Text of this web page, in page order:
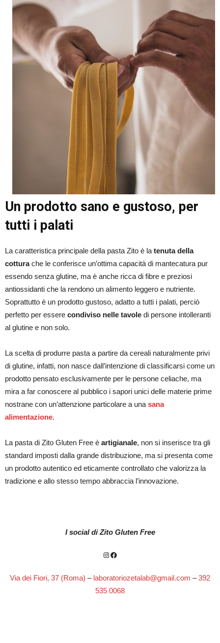
Un prodotto sano e gustoso, per
tutti i palati
La caratteristica principale della pasta Zito è la tenuta della
cotturache le conferisce un’ottima capacità di mantecatura pur
essendo senza glutine, ma è anche ricca di fibre e preziosi
antiossidanti che la rendono un alimento leggero e nutriente.
Soprattutto è un prodotto gustoso, adatto a tutti i palati, perciò
perfetto per essere condiviso nelle tavole di persone intolleranti
al glutine e non solo.
La scelta di produrre pasta a partire da cereali naturalmente privi
di glutine, infatti, non nasce dall’intenzione di classificarsi come un
prodotto pensato esclusivamente per le persone celiache, ma
mira a far conoscere al pubblico i sapori unici delle materie prime
nostrane con un’attenzione particolare a una sana
alimentazione.
La pasta di Zito Gluten Free è artigianale, non si inserisce tra gli
standard imposti dalla grande distribuzione, ma si presenta come
un prodotto autentico ed eticamente controllato che valorizza la
tradizione e allo stesso tempo abbraccia l’innovazione.
I social di Zito Gluten Free
Instagram
Facebook
Via dei Fiori, 37 (Roma) – laboratoriozetalab@gmail.com –392
535 0068